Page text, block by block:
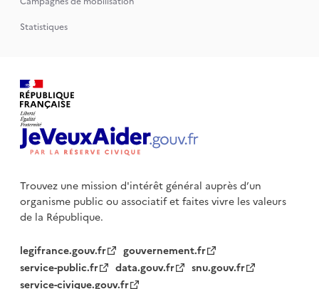
Statistiques
Trouvez une mission d'intérêt général auprès d’un
organisme publicou associatif et faites vivre les valeurs
de la République.
legifrance.gouv.fr
gouvernement.fr
service-public.fr
data.gouv.fr
snu.gouv.fr
service-civique.gouv.fr